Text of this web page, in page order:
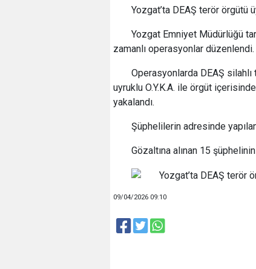
Yozgat’ta DEAŞ terör örgütü
Yozgat Emniyet Müdürlüğü
zamanlı operasyonlar düzenlendi.
Operasyonlarda DEAŞ
uyruklu O.Y.K.A. ile örgüt
yakalandı.
Şüphelilerin adresinde
Gözaltına alınan 15
09/04/2026 09:10